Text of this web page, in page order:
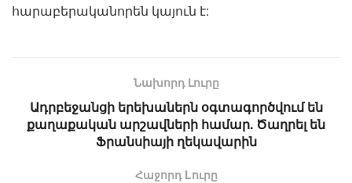
հարաբերականորեն կայուն է:
Նախորդ Լուրը
Ադրբեջանցի երեխաներն օգտագործվում են
քաղաքական արշավների համար. Ծաղրել են
Ֆրանսիայի ղեկավարին
Հաջորդ Lուրը